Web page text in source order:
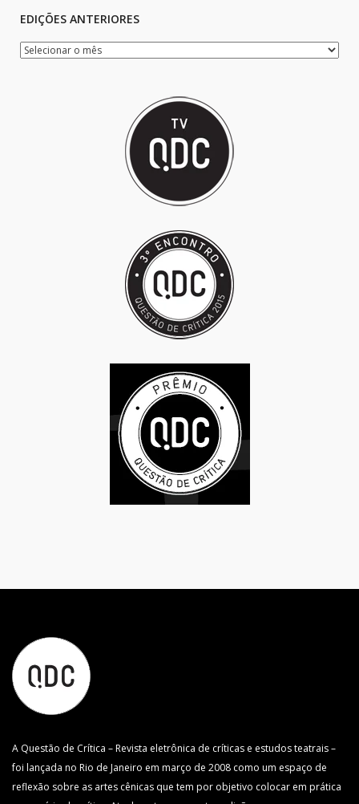
EDIÇÕES ANTERIORES
A Questão de Crítica – Revista eletrônica de críticas e estudos teatrais –
foi lançada no Rio de Janeiro em março de 2008 como um espaço de
reflexão sobre as artes cênicas que tem por objetivo colocar em prática